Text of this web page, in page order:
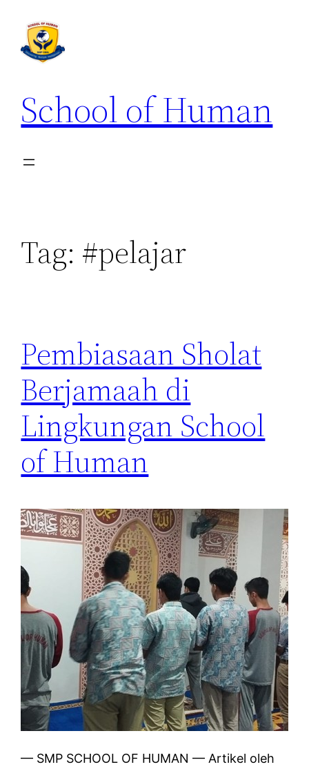
School of Human
Tag: #pelajar
Pembiasaan Sholat
Berjamaah di
Lingkungan School
of Human
— SMP SCHOOL OF HUMAN — Artikel oleh